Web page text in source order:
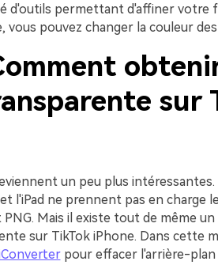
d'outils permettant d'affiner votre
vous pouvez changer la couleur
sur
un peu plus
l'iPad ne prennent pas en charge
Mais il existe tout de même
sur TikTok iPhone. Dans cette
pour effacer l'arrière-plan